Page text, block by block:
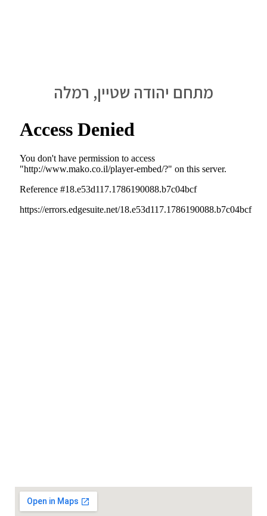
מתחם יהודה שטיין, רמלה